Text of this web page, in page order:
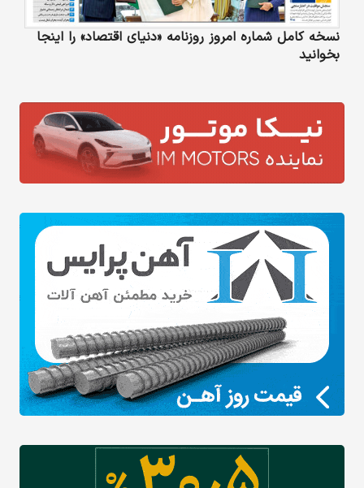
نسخه کامل شماره امروز روزنامه «دنیای‌ اقتصاد» را اینجا
بخوانید